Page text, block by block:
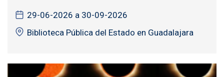
29-06-2026 a 30-09-2026
Biblioteca Pública del Estado en Guadalajara